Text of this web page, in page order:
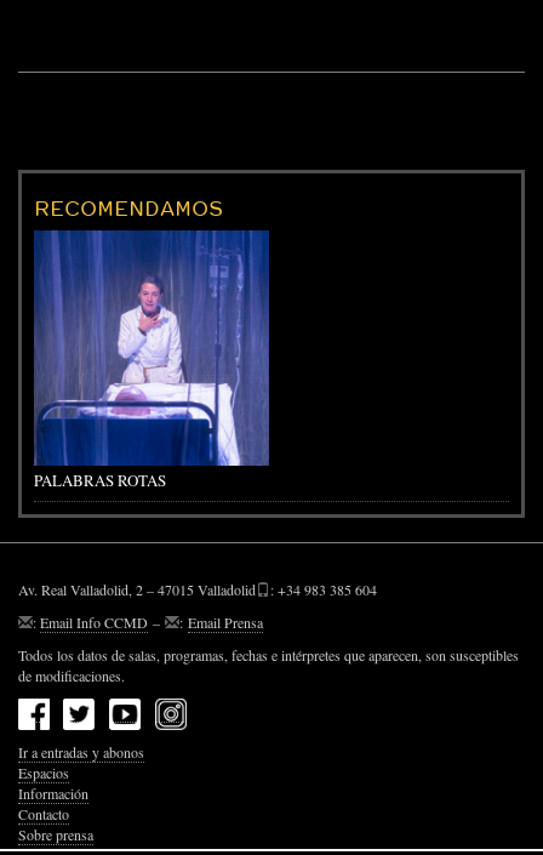
RECOMENDAMOS
PALABRAS ROTAS
Av. Real Valladolid, 2 – 47015 Valladolid
: +34 983 385 604
:Email Info CCMD – : Email Prensa
Todos los datos de salas, programas, fechas e intérpretes que aparecen, son susceptibles
de modificaciones.
Ir a entradas y abonos
Espacios
Información
Contacto
Sobre prensa